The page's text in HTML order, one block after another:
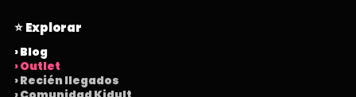
⭐ Explorar
› Blog
› Outlet
› Recién llegados